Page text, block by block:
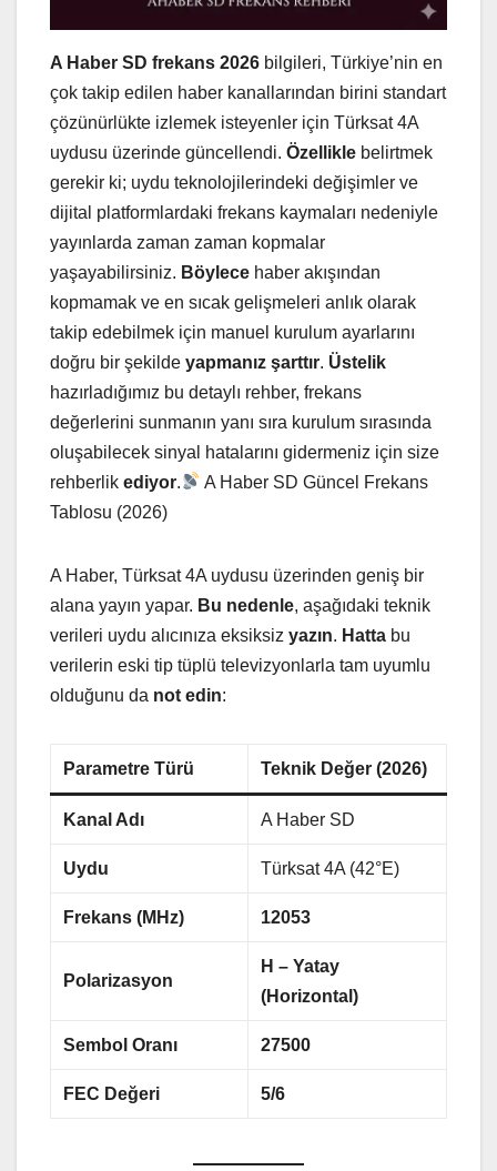
A Haber SD frekans 2026 bilgileri, Türkiye’nin en
çok takip edilen haber kanallarından birini standart
çözünürlükte izlemek isteyenler için Türksat 4A
uydusu üzerinde güncellendi. Özellikle belirtmek
gerekir ki; uydu teknolojilerindeki değişimler ve
dijital platformlardaki frekans kaymaları nedeniyle
yayınlarda zaman zaman kopmalar
yaşayabilirsiniz. Böylece haber akışından
kopmamak ve en sıcak gelişmeleri anlık olarak
takip edebilmek için manuel kurulum ayarlarını
doğru bir şekilde yapmanız şarttır. Üstelik
hazırladığımız bu detaylı rehber, frekans
değerlerini sunmanın yanı sıra kurulum sırasında
oluşabilecek sinyal hatalarını gidermeniz için size
rehberlik ediyor.
A Haber SD Güncel Frekans
Tablosu (2026)
A Haber, Türksat 4A uydusu üzerinden geniş bir
alana yayın yapar. Bu nedenle, aşağıdaki teknik
verileri uydu alıcınıza eksiksiz yazın. Hatta bu
verilerin eski tip tüplü televizyonlarla tam uyumlu
olduğunu da not edin:
Parametre Türü Teknik Değer (2026)
Kanal Adı A Haber SD
Uydu Türksat 4A (42°E)
Frekans (MHz) 12053
Polarizasyon
H – Yatay
(Horizontal)
Sembol Oranı 27500
FEC Değeri 5/6